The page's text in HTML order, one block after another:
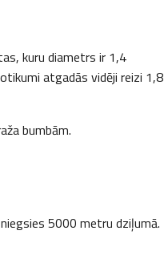
kuru diametrs ir 1,4
atgadās vidēji reizi 1,8
bumbām.
5000 metru dziļumā.